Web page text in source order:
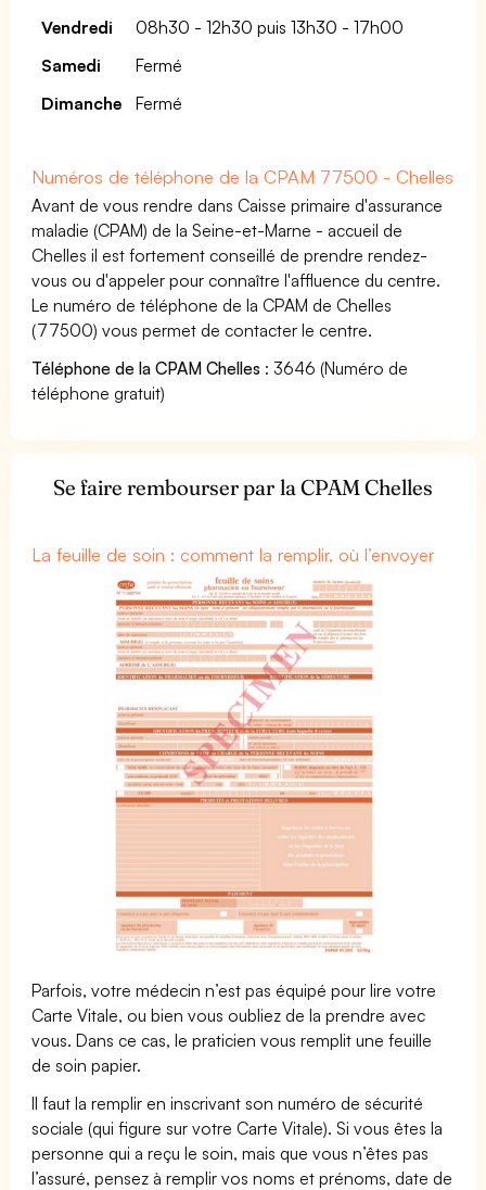
Vendredi
08h30 - 12h30 puis 13h30 - 17h00
Samedi
Fermé
Dimanche
Fermé
Numéros de téléphone de la CPAM 77500 - Chelles
Avant de vous rendre dans Caisse primaire d'assurance
maladie (CPAM) de la Seine-et-Marne - accueil de
Chelles il est fortement conseillé de prendre rendez-
vous ou d'appeler pour connaître l'affluence du centre.
Le numéro de téléphone de la CPAM de Chelles
(77500) vous permet de contacter le centre.
Téléphone de la CPAM Chelles : 3646 (Numéro de
téléphone gratuit)
Se faire rembourser par la CPAM Chelles
La feuille de soin : comment la remplir, où l’envoyer
Parfois, votre médecin n’est pas équipé pour lire votre
Carte Vitale, ou bien vous oubliez de la prendre avec
vous. Dans ce cas, le praticien vous remplit une feuille
de soin papier.
Il faut la remplir en inscrivant son numéro de sécurité
sociale (qui figure sur votre Carte Vitale). Si vous êtes la
personne qui a reçu le soin, mais que vous n’êtes pas
l’assuré, pensez à remplir vos noms et prénoms, date de